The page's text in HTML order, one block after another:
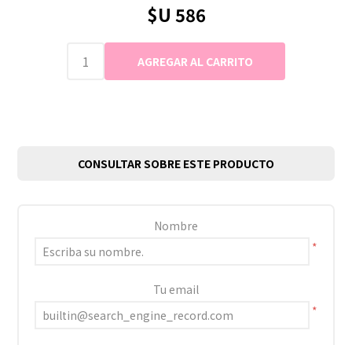
$U 586
CONSULTAR SOBRE ESTE PRODUCTO
Nombre
*
Tu email
*